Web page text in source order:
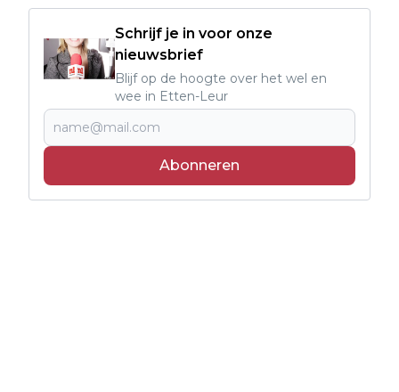
Schrijf je in voor onze
nieuwsbrief
Blijf op de hoogte over het wel en
wee in Etten-Leur
Abonneren